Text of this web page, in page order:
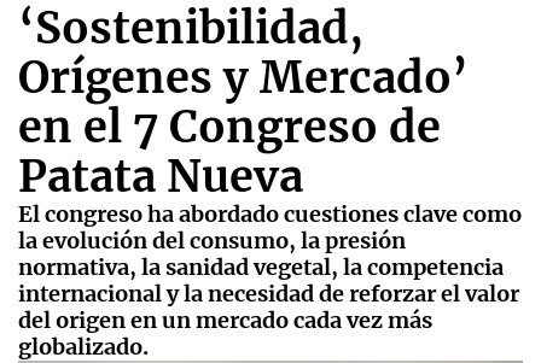
‘Sostenibilidad,
Orígenes y Mercado’
en el 7 Congreso de
Patata Nueva
El congreso ha abordado cuestiones clave como
la evolución del consumo, la presión
normativa, la sanidad vegetal, la competencia
internacional y la necesidad de reforzar el valor
del origen en un mercado cada vez más
globalizado.